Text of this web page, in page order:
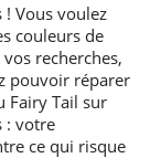
Vous voulez
couleurs de
recherches,
pouvoir réparer
Fairy Tail sur
: votre
ce qui risque